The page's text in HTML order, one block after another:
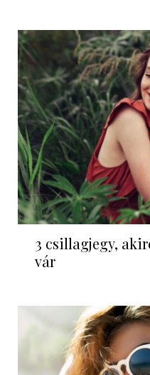
3 csillagjegy,
vár